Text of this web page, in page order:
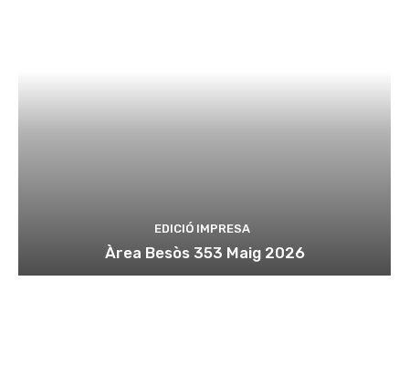
EDICIÓ IMPRESA
Àrea Besòs 353 Maig 2026